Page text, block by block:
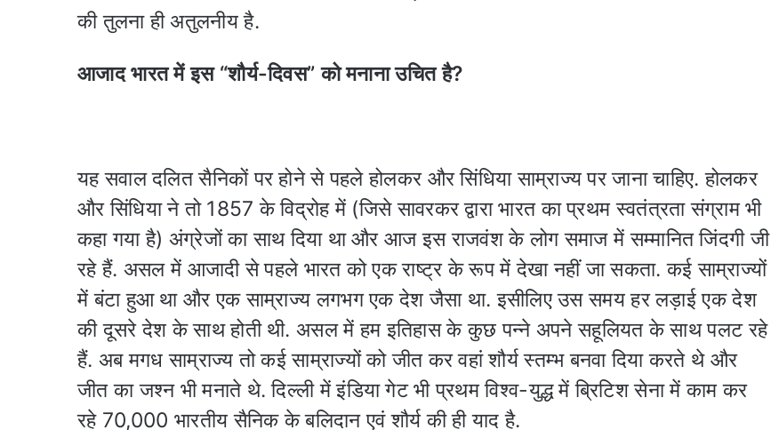
की तुलना ही अतुलनीय है.
आजाद भारत में इस “शौर्य-दिवस” को मनाना उचित है?
यह सवाल दलित सैनिकों पर होने से पहले होलकर और सिंधिया साम्राज्य पर जाना चाहिए. होलकर
और सिंधिया ने तो 1857 के विद्रोह में (जिसे सावरकर द्वारा भारत का प्रथम स्वतंत्रता संग्राम भी
कहा गया है) अंग्रेजों का साथ दिया था और आज इस राजवंश के लोग समाज में सम्मानित जिंदगी जी
रहे हैं. असल में आजादी से पहले भारत को एक राष्ट्र के रूप में देखा नहीं जा सकता. कई साम्राज्यों
में बंटा हुआ था और एक साम्राज्य लगभग एक देश जैसा था. इसीलिए उस समय हर लड़ाई एक देश
की दूसरे देश के साथ होती थी. असल में हम इतिहास के कुछ पन्ने अपने सहूलियत के साथ पलट रहे
हैं. अब मगध साम्राज्य तो कई साम्राज्यों को जीत कर वहां शौर्य स्तम्भ बनवा दिया करते थे और
जीत का जश्न भी मनाते थे. दिल्ली में इंडिया गेट भी प्रथम विश्व-युद्ध में ब्रिटिश सेना में काम कर
रहे 70,000 भारतीय सैनिक के बलिदान एवं शौर्य की ही याद है.